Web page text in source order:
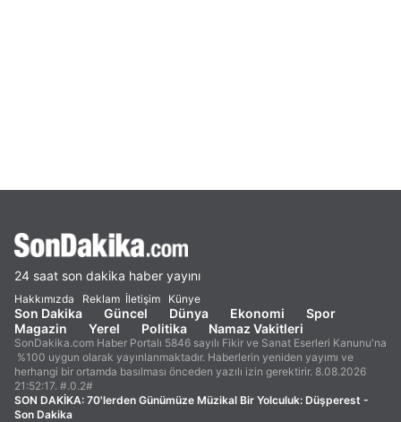
24 saat son dakika haber yayını
Hakkımızda Reklam İletişim Künye
Son Dakika Güncel Dünya Ekonomi
Spor
Magazin
Yerel Politika Namaz Vakitleri
SonDakika.com Haber Portalı 5846 sayılı Fikir ve Sanat Eserleri Kanunu'na
%100 uygun olarak yayınlanmaktadır. Haberlerin yeniden yayımı ve
herhangi bir ortamda basılması önceden yazılı izin gerektirir. 8.08.2026
21:52:17. #.0.2#
SON DAKİKA: 70'lerden Günümüze Müzikal Bir Yolculuk: Düşperest -
Son Dakika